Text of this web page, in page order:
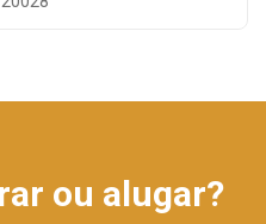
ou alugar?